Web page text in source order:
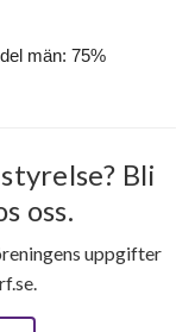
män: 75%
Bli
oss.
uppgifter